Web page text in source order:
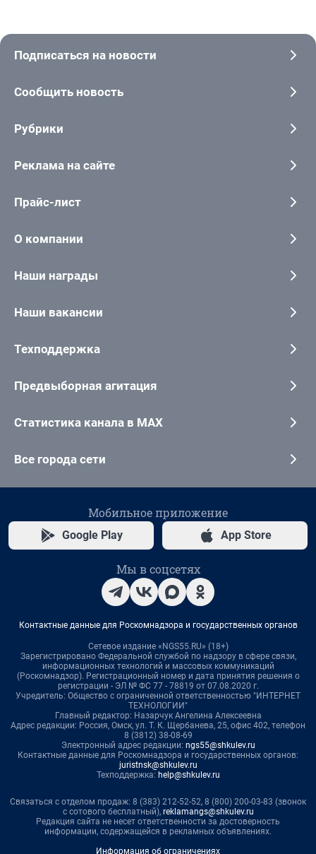
Подписаться на новости
Сообщить новость
Рубрики
Реклама на сайте
Прайс-лист
О компании
Наши награды
Наши вакансии
Техподдержка
Предвыборная агитация
Статистика канала в MAX
Все города сети
Мобильное приложение
Google Play App Store
Мы в соцсетях
Контактные данные для Роскомнадзора и государственных органов
Сетевое издание «NGS55.RU» (18+)
Зарегистрировано Федеральной службой по надзору в сфере связи,
информационных технологий и массовых коммуникаций
(Роскомнадзор). Регистрационный номер и дата принятия решения о
регистрации - ЭЛ № ФС 77 - 78819 от 07.08.2020 г.
Учредитель: Общество с ограниченной ответственностью "ИНТЕРНЕТ
ТЕХНОЛОГИИ"
Главный редактор: Назарчук Ангелина Алексеевна
Адрес редакции: Россия, Омск, ул. Т. К. Щербанева, 25, офис 402, телефон
8 (3812) 38-08-69
Электронный адрес редакции: ngs55@shkulev.ru
Контактные данные для Роскомнадзора и государственных органов:
juristnsk@shkulev.ru
Техподдержка: help@shkulev.ru
Связаться с отделом продаж: 8 (383) 212-52-52, 8 (800) 200-03-83 (звонок
с сотового бесплатный), reklamangs@shkulev.ru
Редакция сайта не несет ответственности за достоверность
информации, содержащейся в рекламных объявлениях.
Информация об ограничениях